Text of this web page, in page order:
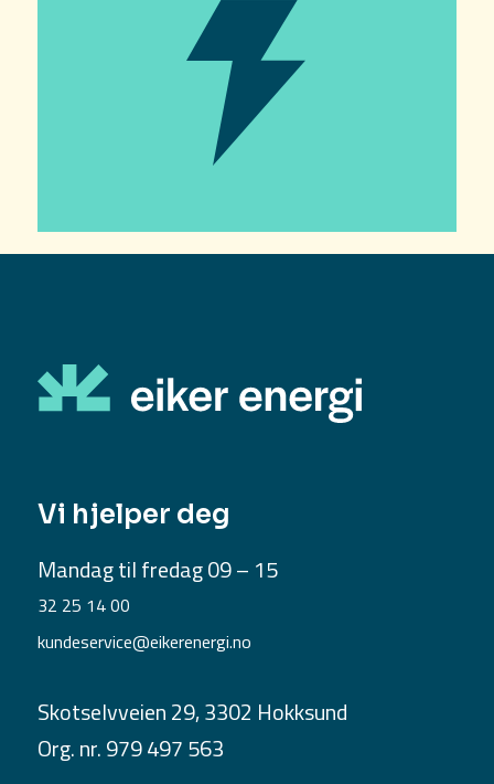
Vi hjelper deg
Mandag til fredag 09 – 15
32 25 14 00
kundeservice@eikerenergi.no
Skotselvveien 29, 3302 Hokksund
Org. nr. 979 497 563